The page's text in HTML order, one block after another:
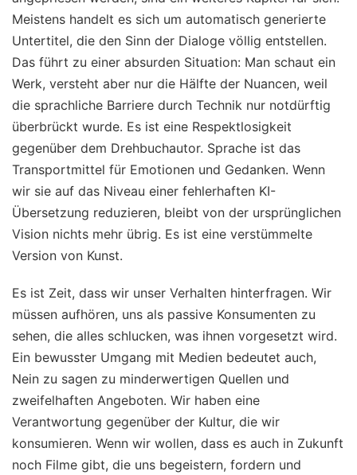
Meistens handelt es sich um automatisch generierte
Untertitel, die den Sinn der Dialoge völlig entstellen.
Das führt zu einer absurden Situation: Man schaut ein
Werk, versteht aber nur die Hälfte der Nuancen, weil
die sprachliche Barriere durch Technik nur notdürftig
überbrückt wurde. Es ist eine Respektlosigkeit
gegenüber dem Drehbuchautor. Sprache ist das
Transportmittel für Emotionen und Gedanken. Wenn
wir sie auf das Niveau einer fehlerhaften KI-
Übersetzung reduzieren, bleibt von der ursprünglichen
Vision nichts mehr übrig. Es ist eine verstümmelte
Version von Kunst.
Es ist Zeit, dass wir unser Verhalten hinterfragen. Wir
müssen aufhören, uns als passive Konsumenten zu
sehen, die alles schlucken, was ihnen vorgesetzt wird.
Ein bewusster Umgang mit Medien bedeutet auch,
Nein zu sagen zu minderwertigen Quellen und
zweifelhaften Angeboten. Wir haben eine
Verantwortung gegenüber der Kultur, die wir
konsumieren. Wenn wir wollen, dass es auch in Zukunft
noch Filme gibt, die uns begeistern, fordern und